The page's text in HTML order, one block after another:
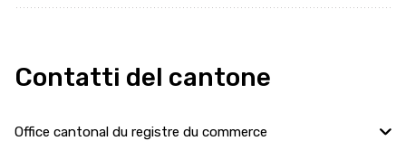
Contatti del cantone
Office cantonal du registre du commerce